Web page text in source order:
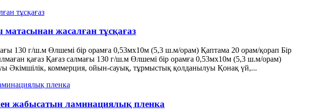
жасалған тұсқағаз
130 г/ш.м Өлшемі бір орамға 0,53мx10м (5,3 ш.м/орам) Қаптама 20 орам/қорап Бір
қағаз Қағаз салмағы 130 г/ш.м Өлшемі бір орамға 0,53мx10м (5,3 ш.м/орам)
Әкімшілік, коммерция, ойын-сауық, тұрмыстық қолданылуы Қонақ үй,...
жабысатын ламинациялық пленка